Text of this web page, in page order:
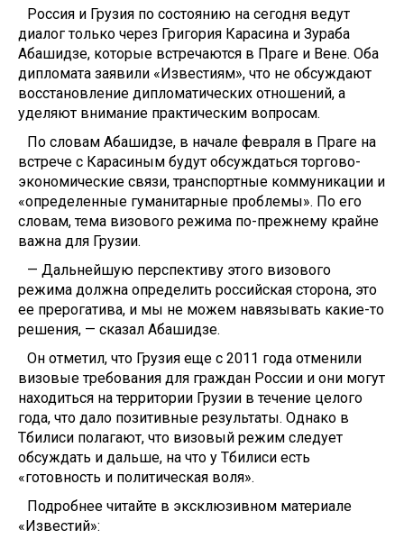
Россия и Грузия по состоянию на сегодня ведут
диалог только через Григория Карасина и Зураба
Абашидзе, которые встречаются в Праге и Вене. Оба
дипломата заявили «Известиям», что не обсуждают
восстановление дипломатических отношений, а
уделяют внимание практическим вопросам.
По словам Абашидзе, в начале февраля в Праге на
встрече с Карасиным будут обсуждаться торгово-
экономические связи, транспортные коммуникации и
«определенные гуманитарные проблемы». По его
словам, тема визового режима по-прежнему крайне
важна для Грузии.
— Дальнейшую перспективу этого визового
режима должна определить российская сторона, это
ее прерогатива, и мы не можем навязывать какие-то
решения, — сказал Абашидзе.
Он отметил, что Грузия еще с 2011 года отменили
визовые требования для граждан России и они могут
находиться на территории Грузии в течение целого
года, что дало позитивные результаты. Однако в
Тбилиси полагают, что визовый режим следует
обсуждать и дальше, на что у Тбилиси есть
«готовность и политическая воля».
Подробнее читайте в эксклюзивном материале
«Известий»: